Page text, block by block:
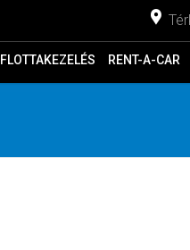
FLOTTAKEZELÉS RENT-A-CAR